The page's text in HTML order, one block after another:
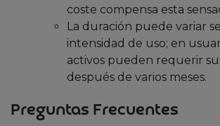
coste compensa esta
La duración puede variar
intensidad de uso; en
activos pueden requerir
después de varios meses.
Preguntas Frecuentes